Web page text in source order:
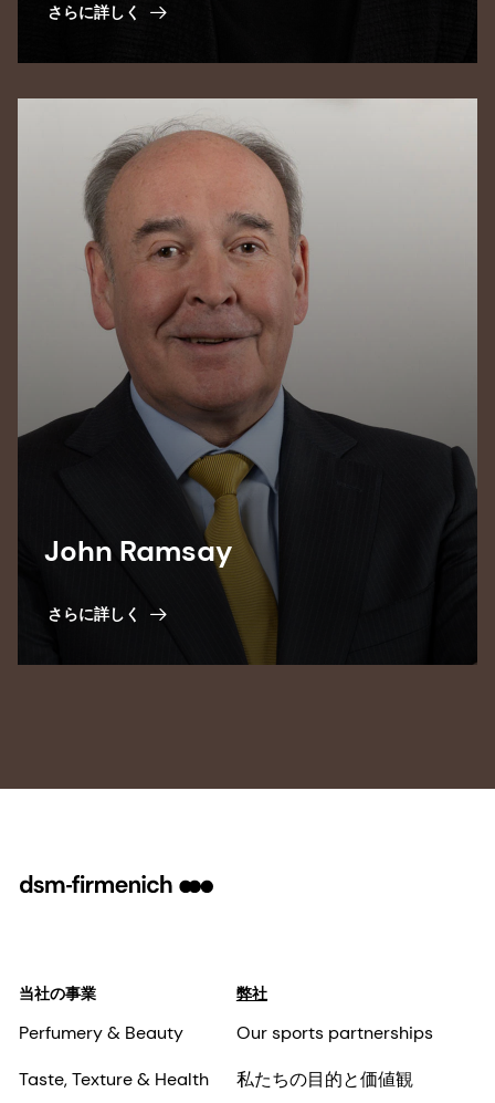
さらに詳しく
John Ramsay
さらに詳しく
当社の事業
Perfumery & Beauty
Taste, Texture & Health
弊社
Our sports partnerships
私たちの目的と価値観